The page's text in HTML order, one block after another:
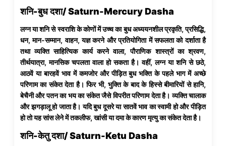
शनि-बुध दशा/ Saturn-Mercury Dasha
लग्न या शनि से स्वराशि के कोणों में उच्च का बुध अध्ययनशील प्रकृति, प्रसिद्धि,
धन, मान-सम्मान, वाहन, यज्ञ करने और प्रतियोगिता में सफलता को दर्शाता है
तथा व्यक्ति साहित्यिक कार्य करने वाला, पौराणिक शास्त्रों का श्रवण,
तीर्थयात्रा, मानसिक चपलता वाला हो सकता है। वहीं, लग्न या शनि से छठे,
आठवें या बारहवें भाव में कमजोर और पीड़ित बुध भक्ति के पहले भाग में अच्छे
परिणाम का संकेत देता है। फिर भी, भुक्ति के बाद के हिस्से बीमारियों से हानि,
बेचैनी और पतन का भय का संकेत जैसे विपरीत परिणाम देता है। व्यक्ति चालाक
और झगड़ालू हो जाता है। यदि बुध दूसरे या सातवें भाव का स्वामी हो और पीड़ित
हो तो यह सांस लेने में तकलीफ, खांसी या दमा के कारण मृत्यु का संकेत देता है।
शनि-केतु दशा/ Saturn-Ketu Dasha